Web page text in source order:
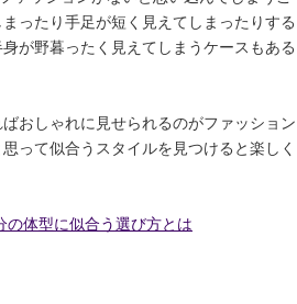
ったり手足が短く見えてしまったりする
が野暮ったく見えてしまうケースもある
おしゃれに見せられるのがファッション
って似合うスタイルを見つけると楽しく
体型に似合う選び方とは